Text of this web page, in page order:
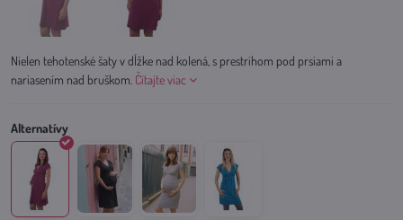
Nielen tehotenské šaty v dĺžke nad kolená, s prestrihom pod prsiami a
nariasením nad bruškom. Čítajte viac